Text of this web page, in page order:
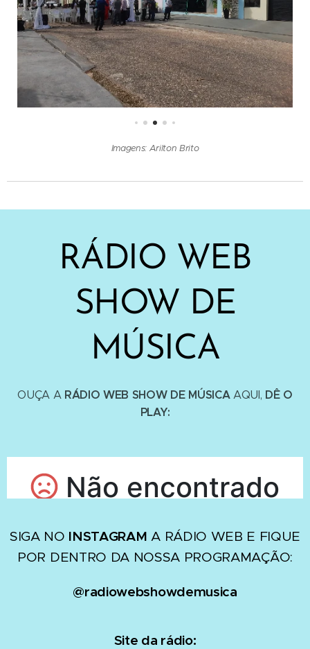
Imagens: Arilton Brito
RÁDIO WEB
SHOW DE
MÚSICA
OUÇA A RÁDIO WEB SHOW DE MÚSICAAQUI, DÊ O
PLAY:
SIGA NO INSTAGRAM A RÁDIO WEB E FIQUE
POR DENTRO DA NOSSA PROGRAMAÇÃO:
@radiowebshowdemusica
Site da rádio: